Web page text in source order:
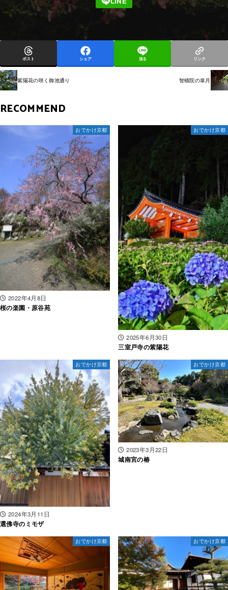
ポスト シェア 送る リンク
紫陽花の咲く御池通り 智積院の皐月
RECOMMEND
おでかけ京都
2022年4月8日
桜の楽園・原谷苑
おでかけ京都
2025年6月30日
三室戸寺の紫陽花
おでかけ京都
2024年3月11日
選佛寺のミモザ
おでかけ京都
2023年3月22日
城南宮の椿
おでかけ京都 おでかけ京都